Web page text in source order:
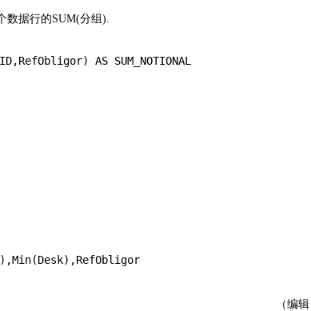
数据行的SUM(分组).
AS SUM_NOTIONAL
（编